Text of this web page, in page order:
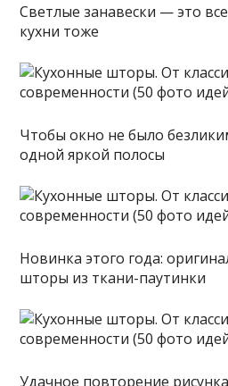
Светлые занавески — это
кухни тоже
Чтобы окно не было
одной яркой полосы
Новинка этого года:
шторы из ткани-паутинки
Удачное повторение